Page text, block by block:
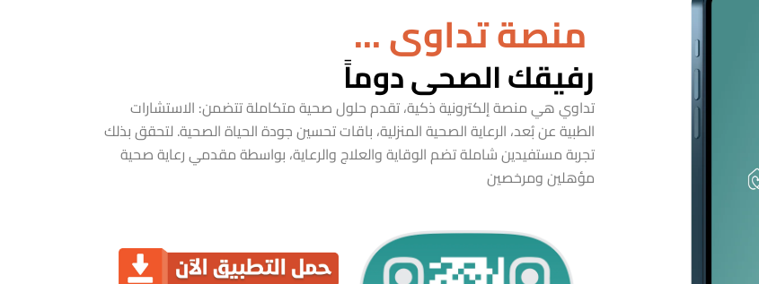
منصة تداوي ...
رفيقك الصحي دوماً
تداوي هي منصة إلكترونية ذكية، تقدم حلول صحية متكاملة تتضمن: الاستشارات
الطبية عن بُعد، الرعاية الصحية المنزلية، باقات تحسين جودة الحياة الصحية. لتحقق بذلك
تجربة مستفيدين شاملة تضم الوقاية والعلاج والرعاية، بواسطة مقدمي رعاية صحية
مؤهلين ومرخصين